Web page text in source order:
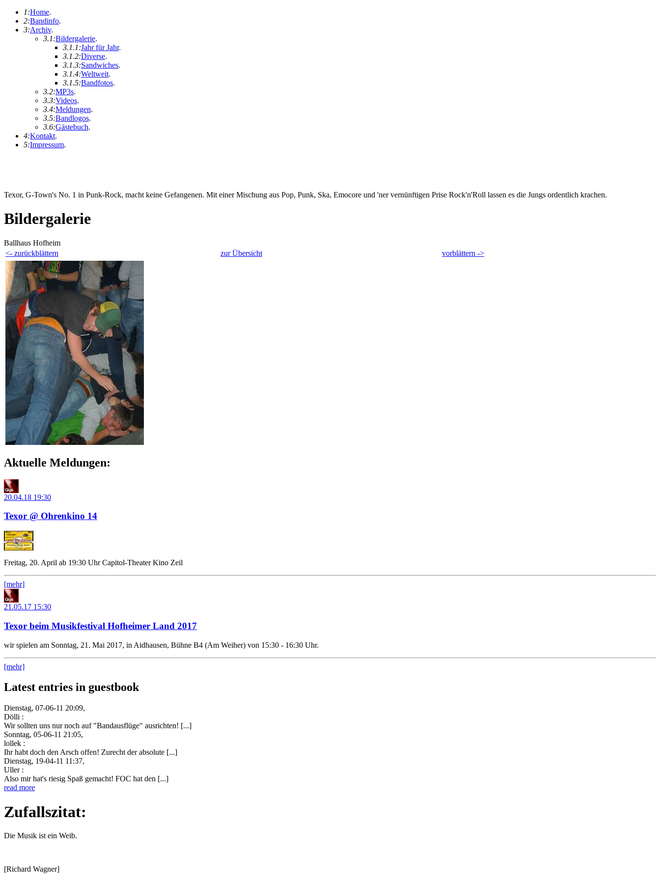
1:Home.
2:Bandinfo.
3:Archiv.
3.1:Bildergalerie.
3.1.1:Jahr für Jahr.
3.1.2:Diverse.
3.1.3:Sandwiches.
3.1.4:Weltweit.
3.1.5:Bandfotos.
3.2:MP3s.
3.3:Videos.
3.4:Meldungen.
3.5:Bandlogos.
3.6:Gästebuch.
4:Kontakt.
5:Impressum.
Texor, G-Town's No. 1 in Punk-Rock, macht keine Gefangenen. Mit einer Mischung aus Pop, Punk, Ska, Emocore und 'ner vernünftigen Prise Rock'n'Roll lassen es die Jungs ordentlich krachen.
Bildergalerie
Ballhaus Hofheim
<- zurückblättern
zur Übersicht vorblättern ->
Aktuelle Meldungen:
20.04.18 19:30
Texor @ Ohrenkino 14
Freitag, 20. April ab 19:30 Uhr Capitol-Theater Kino Zeil
[mehr]
21.05.17 15:30
Texor beim Musikfestival Hofheimer Land 2017
wir spielen am Sonntag, 21. Mai 2017, in Aidhausen, Bühne B4 (Am Weiher) von 15:30 - 16:30 Uhr.
[mehr]
Latest entries in guestbook
Dienstag, 07-06-11 20:09,
Dölli :
Wir sollten uns nur noch auf "Bandausflüge" ausrichten! [...]
Sonntag, 05-06-11 21:05,
lollek :
Ihr habt doch den Arsch offen! Zurecht der absolute [...]
Dienstag, 19-04-11 11:37,
Uller :
Also mir hat's riesig Spaß gemacht! FOC hat den [...]
read more
Zufallszitat:
Die Musik ist ein Weib.
[Richard Wagner]